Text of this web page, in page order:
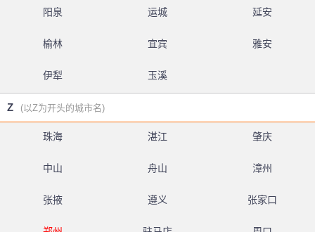
阳泉 运城 延安
榆林 宜宾 雅安
伊犁 玉溪
Z (以Z为开头的城市名)
珠海 湛江 肇庆
中山 舟山 漳州
张掖 遵义 张家口